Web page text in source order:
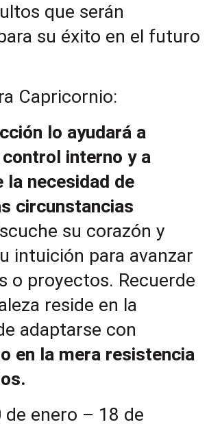
que serán
su éxito en el futuro
Capricornio:
lo ayudará a
interno y a
la necesidad de
circunstancias
su corazón y
intuición para avanzar
o proyectos. Recuerde
reside en la
adaptarse con
en la mera resistencia
enero – 18 de